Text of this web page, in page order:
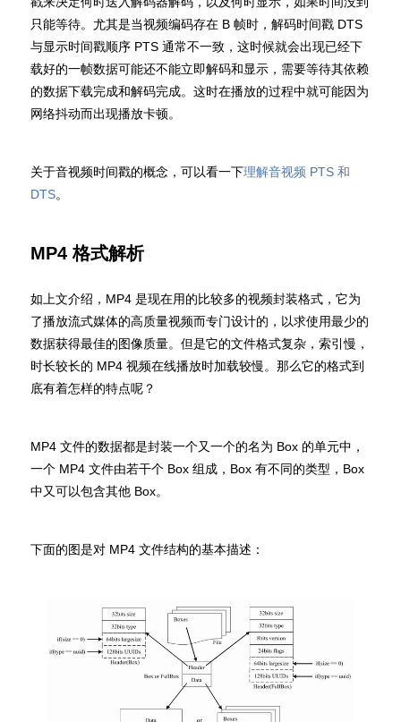
只能等待。尤其是当视频编码存在 B 帧时，解码时间戳 DTS
与显示时间戳顺序 PTS 通常不一致，这时候就会出现已经下
载好的一帧数据可能还不能立即解码和显示，需要等待其依赖
的数据下载完成和解码完成。这时在播放的过程中就可能因为
网络抖动而出现播放卡顿。
关于音视频时间戳的概念，可以看一下理解音视频 PTS 和
DTS。
MP4 格式解析
如上文介绍，MP4 是现在用的比较多的视频封装格式，它为
了播放流式媒体的高质量视频而专门设计的，以求使用最少的
数据获得最佳的图像质量。但是它的文件格式复杂，索引慢，
时长较长的 MP4 视频在线播放时加载较慢。那么它的格式到
底有着怎样的特点呢？
MP4 文件的数据都是封装一个又一个的名为 Box 的单元中，
一个 MP4 文件由若干个 Box 组成，Box 有不同的类型，Box
中又可以包含其他 Box。
下面的图是对 MP4 文件结构的基本描述：